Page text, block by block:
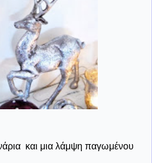
και μια λάμψη παγωμένου